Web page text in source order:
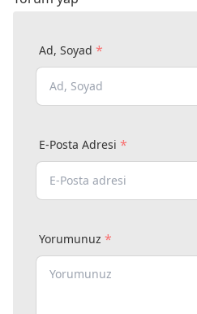
Ad, Soyad *
E-Posta Adresi *
Yorumunuz *